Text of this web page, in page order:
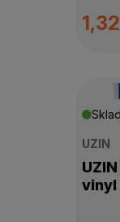
UZIN
vinyl